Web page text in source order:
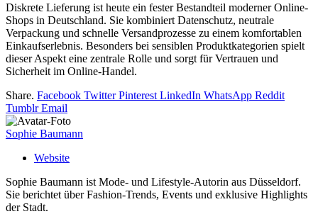
Diskrete Lieferung ist heute ein fester Bestandteil moderner Online-
Shops in Deutschland. Sie kombiniert Datenschutz, neutrale
Verpackung und schnelle Versandprozesse zu einem komfortablen
Einkaufserlebnis. Besonders bei sensiblen Produktkategorien spielt
dieser Aspekt eine zentrale Rolle und sorgt für Vertrauen und
Sicherheit im Online-Handel.
Share. Facebook Twitter Pinterest LinkedIn WhatsApp Reddit
Tumblr Email
Sophie Baumann
Website
Sophie Baumann ist Mode- und Lifestyle-Autorin aus Düsseldorf.
Sie berichtet über Fashion-Trends, Events und exklusive Highlights
der Stadt.